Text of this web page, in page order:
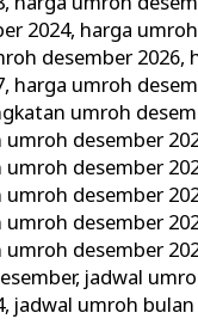
2024, harga
desember 2026,
, harga umroh
umroh
umroh desember
umroh desember
umroh desember
umroh desember
umroh desember
, jadwal
, jadwal umroh